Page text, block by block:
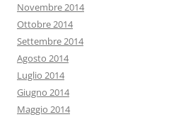
Novembre 2014
Ottobre 2014
Settembre 2014
Agosto 2014
Luglio 2014
Giugno 2014
Maggio 2014